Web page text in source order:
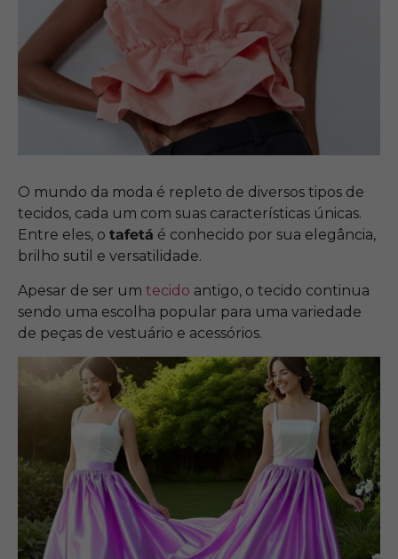
O mundo da moda é repleto de diversos tipos de
tecidos, cada um com suas características únicas.
Entre eles, o tafetá é conhecido por sua elegância,
brilho sutil e versatilidade.
Apesar de ser um tecido antigo, o tecido continua
sendo uma escolha popular para uma variedade
de peças de vestuário e acessórios.